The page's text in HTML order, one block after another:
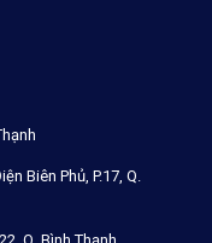
Biên Phủ, P.17, Q.